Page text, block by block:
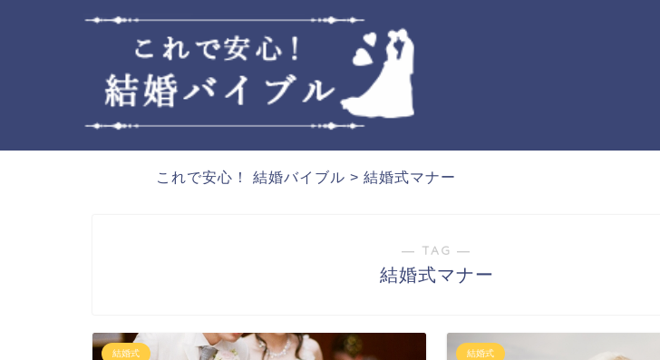
これで安心！ 結婚バイブル > 結婚式マナー
― TAG ―
結婚式マナー
結婚式 結婚式